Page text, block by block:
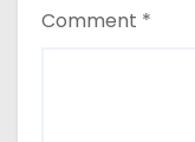
Comment *